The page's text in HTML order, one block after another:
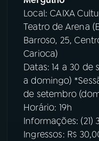
Local: CAIXA
Teatro de Arena
Barroso, 25,
Carioca)
Datas: 14 a 30 de
a domingo)
de setembro
Horário: 19h
Informações: (21)
Ingressos: R$